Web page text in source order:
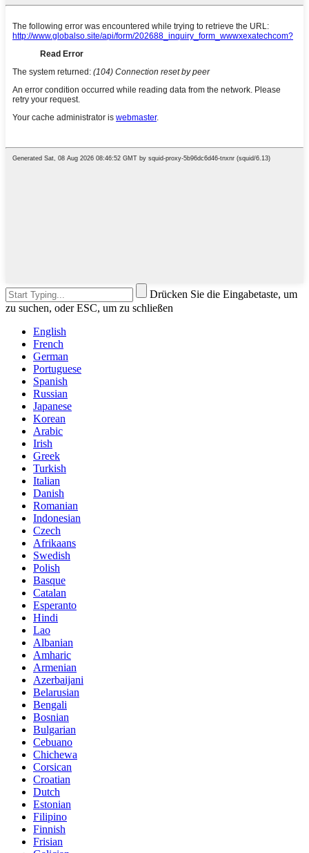
Drücken Sie die Eingabetaste, um
zu suchen, oder ESC, um zu schließen
English
French
German
Portuguese
Spanish
Russian
Japanese
Korean
Arabic
Irish
Greek
Turkish
Italian
Danish
Romanian
Indonesian
Czech
Afrikaans
Swedish
Polish
Basque
Catalan
Esperanto
Hindi
Lao
Albanian
Amharic
Armenian
Azerbaijani
Belarusian
Bengali
Bosnian
Bulgarian
Cebuano
Chichewa
Corsican
Croatian
Dutch
Estonian
Filipino
Finnish
Frisian